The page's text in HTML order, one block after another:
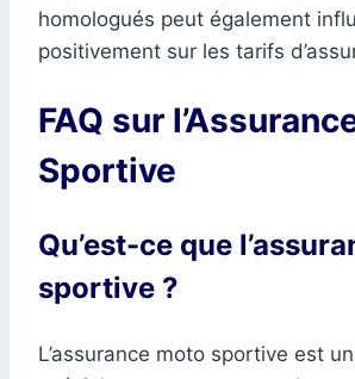
homologués peut également
positivement sur les tarifs
FAQ sur
Sportive
Qu’est-ce que
sportive ?
L’assurance moto sportive est